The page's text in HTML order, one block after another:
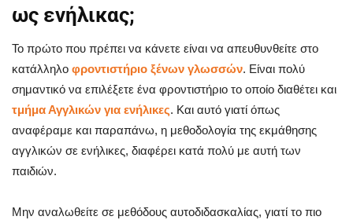
ως ενήλικας;
Το πρώτο που πρέπει να κάνετε είναι να απευθυνθείτε στο
κατάλληλο φροντιστήριο ξένων γλωσσών. Είναι πολύ
σημαντικό να επιλέξετε ένα φροντιστήριο το οποίο διαθέτει και
τμήμα Αγγλικών για ενήλικες. Και αυτό γιατί όπως
αναφέραμε και παραπάνω, η μεθοδολογία της εκμάθησης
αγγλικών σε ενήλικες, διαφέρει κατά πολύ με αυτή των
παιδιών.
Μην αναλωθείτε σε μεθόδους αυτοδιδασκαλίας, γιατί το πιο